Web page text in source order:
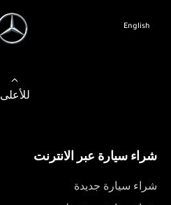
English
للأعلى
شراء سيارة عبر الانترنت
شراء سيارة جديدة